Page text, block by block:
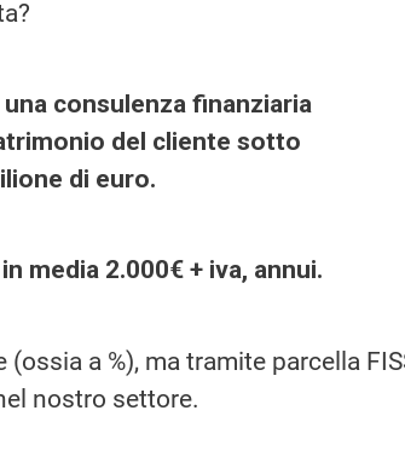
consulenza finanziaria
del cliente sotto
di euro.
media 2.000€ + iva, annui.
a %), ma tramite parcella
nostro settore.